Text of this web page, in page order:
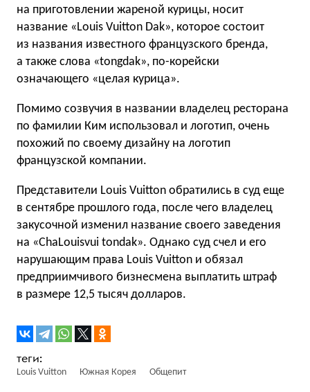
на приготовлении жареной курицы, носит
название «Louis Vuitton Dak», которое состоит
из названия известного французского бренда,
а также слова «tongdak», по-корейски
означающего «целая курица».
Помимо созвучия в названии владелец ресторана
по фамилии Ким использовал и логотип, очень
похожий по своему дизайну на логотип
французской компании.
Представители Louis Vuitton обратились в суд еще
в сентябре прошлого года, после чего владелец
закусочной изменил название своего заведения
на «СhaLouisvui tondak». Однако суд счел и его
нарушающим права Louis Vuitton и обязал
предприимчивого бизнесмена выплатить штраф
в размере 12,5 тысяч долларов.
Louis Vuitton Южная Корея Общепит